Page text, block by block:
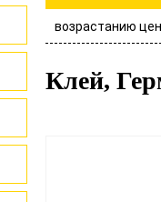
возрастанию
Клей,